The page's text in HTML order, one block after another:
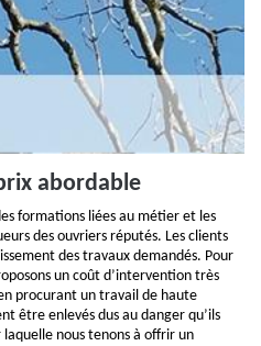
abordable
formations liées au métier et les
des ouvriers réputés. Les clients
des travaux demandés. Pour
un coût d’intervention très
procurant un travail de haute
être enlevés dus au danger qu’ils
nous tenons à offrir un